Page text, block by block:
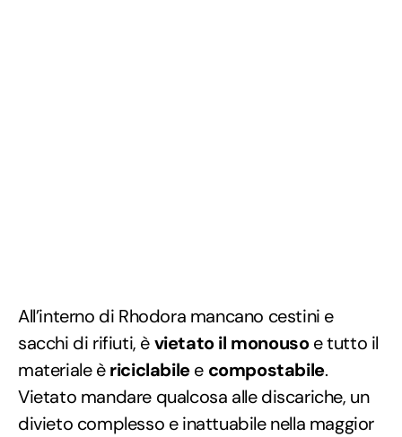
All’interno di Rhodora mancano cestini e
sacchi di rifiuti, èvietato il monousoe tutto il
materiale èriciclabilee compostabile.
Vietato mandare qualcosa alle discariche, un
divieto complesso e inattuabile nella maggior